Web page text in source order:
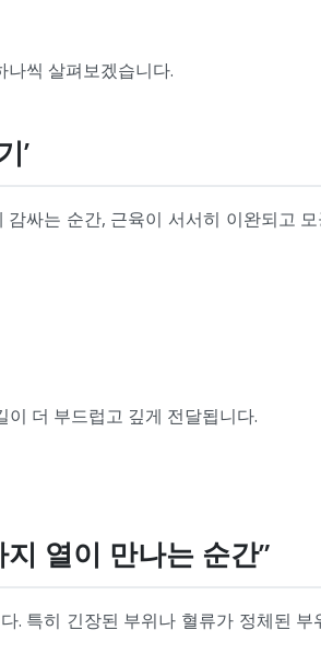
나씩 살펴보겠습니다.
’
싸는 순간, 근육이 서서히 이완되고
더 부드럽고 깊게 전달됩니다.
열이 만나는 순간”
특히 긴장된 부위나 혈류가 정체된